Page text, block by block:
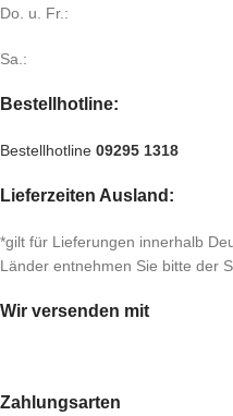
Do. u. Fr.:
Sa.:
Bestellhotline:
Bestellhotline 09295 1318
Lieferzeiten Ausland:
*gilt für Lieferungen innerhalb
Länder entnehmen Sie bitte der
Wir versenden mit
Zahlungsarten